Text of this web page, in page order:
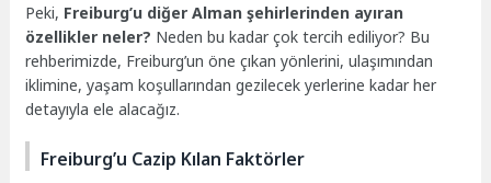
Peki, Freiburg’u diğer Alman şehirlerinden ayıran
özellikler neler? Neden bu kadar çok tercih ediliyor? Bu
rehberimizde, Freiburg’un öne çıkan yönlerini, ulaşımından
iklimine, yaşam koşullarından gezilecek yerlerine kadar her
detayıyla ele alacağız.
Freiburg’u Cazip Kılan Faktörler